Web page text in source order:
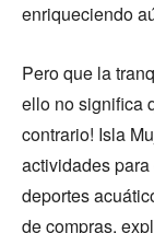
enriqueciendo
Pero que la
ello no significa
contrario! Isla
actividades
deportes
de compras,